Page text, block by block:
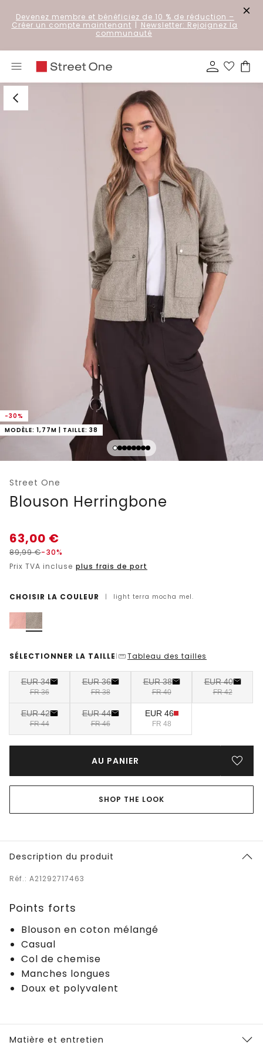
Devenez membre et bénéficiez de 10 % de réduction –
Créer un compte maintenant | Newsletter: Rejoignez la
communauté
-30%
MODÈLE: 1,77M | TAILLE: 38
Street One
Blouson Herringbone
63,00 €
89,99€-30%
Prix TVA incluse plus frais de port
CHOISIR LA COULEUR | light terra mocha mel.
SÉLECTIONNER LA TAILLE | Tableau des tailles
EUR 34
FR 36
EUR 36
FR 38
EUR 38
FR 40
EUR 40
FR 42
EUR 42
FR 44
EUR 44
FR 46
EUR 46
FR 48
AU PANIER
SHOP THE LOOK
Description du produit
Réf.: A21292717463
Points forts
Blouson en coton mélangé
Casual
Col de chemise
Manches longues
Doux et polyvalent
Matière et entretien